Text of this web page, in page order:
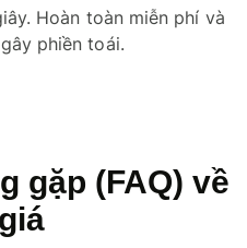
Hoàn toàn miễn phí và
phiền toái.
gặp (FAQ) về